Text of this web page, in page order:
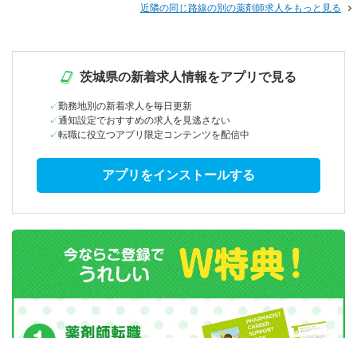
近隣の同じ路線の別の薬剤師求人をもっと見る
茨城県の新着求人情報をアプリで見る
勤務地別の新着求人を毎日更新
通知設定でおすすめの求人を見逃さない
転職に役立つアプリ限定コンテンツを配信中
アプリをインストールする